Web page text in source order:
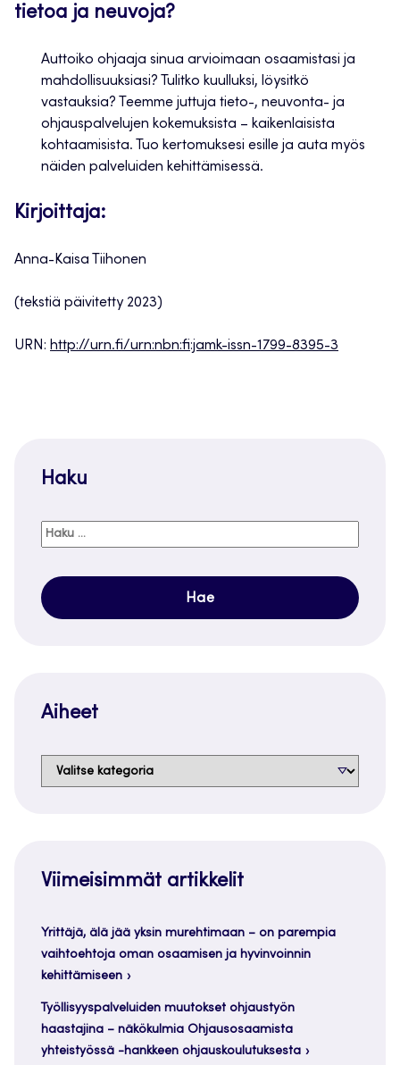
tietoa ja neuvoja?
Auttoiko ohjaaja sinua arvioimaan osaamistasi ja
mahdollisuuksiasi? Tulitko kuulluksi, löysitkö
vastauksia? Teemme juttuja tieto-, neuvonta- ja
ohjauspalvelujen kokemuksista – kaikenlaisista
kohtaamisista. Tuo kertomuksesi esille ja auta myös
näiden palveluiden kehittämisessä.
Kirjoittaja:
Anna-Kaisa Tiihonen
(tekstiä päivitetty 2023)
URN: http://urn.fi/urn:nbn:fi:jamk-issn-1799-8395-3
Haku
Haku:
Aiheet
Aiheet
Viimeisimmät artikkelit
Yrittäjä, älä jää yksin murehtimaan – on parempia
vaihtoehtoja oman osaamisen ja hyvinvoinnin
kehittämiseen
Työllisyyspalveluiden muutokset ohjaustyön
haastajina – näkökulmia Ohjausosaamista
yhteistyössä -hankkeen ohjauskoulutuksesta